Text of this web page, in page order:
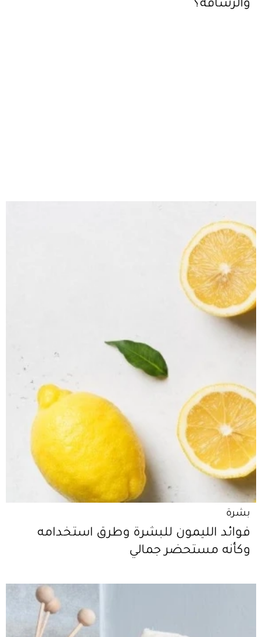
والرشاقة؟
بشرة
فوائد الليمون للبشرة وطرق استخدامه
وكأنه مستحضر جمالي